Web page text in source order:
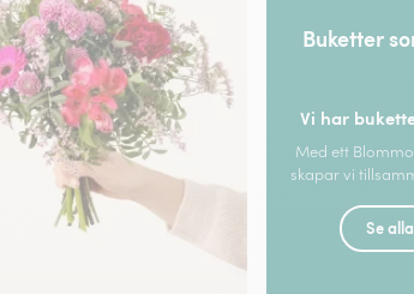
Buketter
Vi har
Med ett
skapar vi
Se